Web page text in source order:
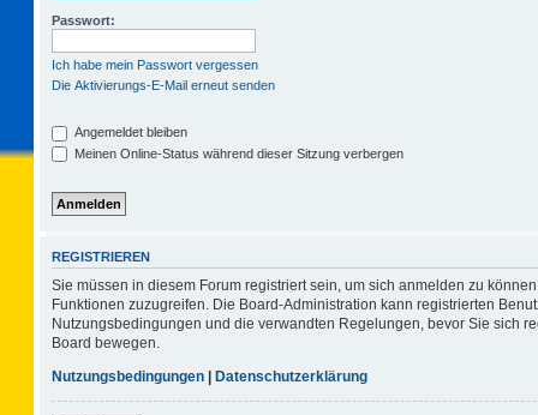
Passwort:
Ich habe mein Passwort vergessen
Die Aktivierungs-E-Mail erneut senden
Angemeldet bleiben
Meinen Online-Status während dieser Sitzung verbergen
REGISTRIEREN
Sie müssen in diesem Forum registriert sein, um sich anmelden zu
Funktionen zuzugreifen. Die Board-Administration kann registrierten
Nutzungsbedingungen und die verwandten Regelungen, bevor Sie sich
Board bewegen.
Nutzungsbedingungen | Datenschutzerklärung